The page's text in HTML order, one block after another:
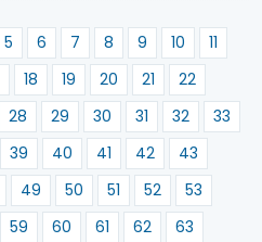
5 6 7 8 9 10
11
18 19 20 21
22
28 29 30 31 32
33
39 40 41 42
43
49 50 51 52
53
59 60 61 62
63